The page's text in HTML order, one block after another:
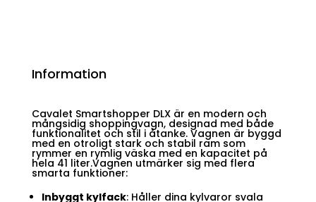
Information
Cavalet Smartshopper DLX är en modern och
mångsidig shoppingvagn, designad med både
funktionalitet och stil i åtanke. Vagnen är byggd
med en otroligt stark och stabil ram som
rymmer en rymlig väska med en kapacitet på
hela 41 liter.Vagnen utmärker sig med flera
smarta funktioner:
Inbyggt kylfack: Håller dina kylvaror svala